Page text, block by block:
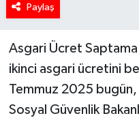
Paylaş
Asgari Ücret Saptama
ikinci asgari ücretini
Temmuz 2025 bugün,
Sosyal Güvenlik